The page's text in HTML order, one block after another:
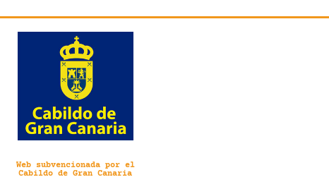
Web subvencionada por el
Cabildo de Gran Canaria